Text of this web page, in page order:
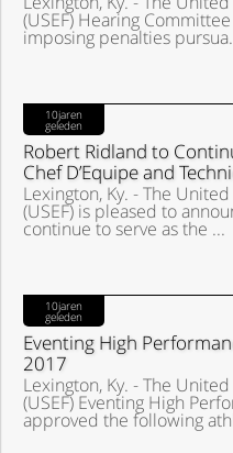
(USEF) Hearing
imposing penalties
10jaren
geleden
Robert Ridland to
Chef D’Equipe and
Lexington, Ky. - The
(USEF) is pleased to
continue to serve as the ...
10jaren
geleden
Eventing High
2017
Lexington, Ky. - The
(USEF) Eventing High
approved the following